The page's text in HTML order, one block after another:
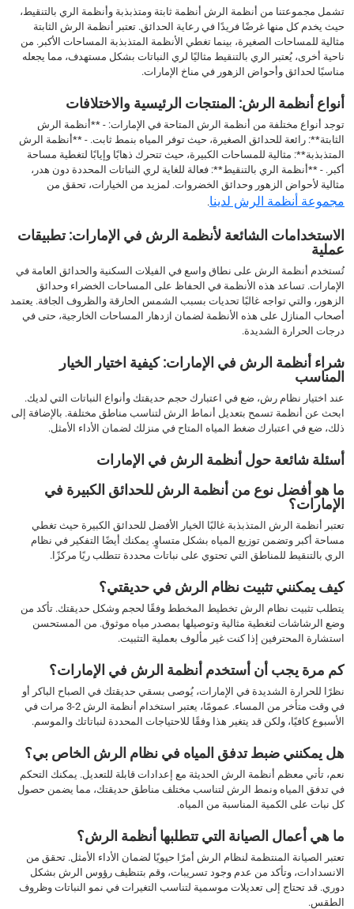
تشمل مجموعتنا من أنظمة الرش أنظمة ثابتة ومتذبذبة وأنظمة الري بالتنقيط،
حيث يخدم كل منها غرضًا فريدًا في رعاية الحدائق. تعتبر أنظمة الرش الثابتة
مثالية للمساحات الصغيرة، بينما تغطي الأنظمة المتذبذبة المساحات الأكبر. من
ناحية أخرى، يُعتبر الري بالتنقيط مثاليًا لري النباتات بشكل مستهدف، مما يجعله
مناسبًا لحدائق وأحواض الزهور في مناخ الإمارات.
أنواع أنظمة الرش: المنتجات الرئيسية والاختلافات
توجد أنواع مختلفة من أنظمة الرش المتاحة في الإمارات: - **أنظمة الرش
الثابتة**: رائعة للحدائق الصغيرة، حيث توفر المياه بنمط ثابت. - **أنظمة الرش
المتذبذبة**: مثالية للمساحات الكبيرة، حيث تتحرك ذهابًا وإيابًا لتغطية مساحة
أكبر. - **أنظمة الري بالتنقيط**: فعالة للغاية لري النباتات المحددة دون هدر،
مثالية لأحواض الزهور وحدائق الخضروات. لمزيد من الخيارات، تحقق من
مجموعة أنظمة الرش لدينا.
الاستخدامات الشائعة لأنظمة الرش في الإمارات: تطبيقات
عملية
تُستخدم أنظمة الرش على نطاق واسع في الفيلات السكنية والحدائق العامة في
الإمارات. تساعد هذه الأنظمة في الحفاظ على المساحات الخضراء وحدائق
الزهور، والتي تواجه غالبًا تحديات بسبب الشمس الحارقة والظروف الجافة. يعتمد
أصحاب المنازل على هذه الأنظمة لضمان ازدهار المساحات الخارجية، حتى في
درجات الحرارة الشديدة.
شراء أنظمة الرش في الإمارات: كيفية اختيار الخيار
المناسب
عند اختيار نظام رش، ضع في اعتبارك حجم حديقتك وأنواع النباتات التي لديك.
ابحث عن أنظمة تسمح بتعديل أنماط الرش لتناسب مناطق مختلفة. بالإضافة إلى
ذلك، ضع في اعتبارك ضغط المياه المتاح في منزلك لضمان الأداء الأمثل.
أسئلة شائعة حول أنظمة الرش في الإمارات
ما هو أفضل نوع من أنظمة الرش للحدائق الكبيرة في
الإمارات؟
تعتبر أنظمة الرش المتذبذبة غالبًا الخيار الأفضل للحدائق الكبيرة حيث تغطي
مساحة أكبر وتضمن توزيع المياه بشكل متساوٍ. يمكنك أيضًا التفكير في نظام
الري بالتنقيط للمناطق التي تحتوي على نباتات محددة تتطلب ريًا مركزًا.
كيف يمكنني تثبيت نظام الرش في حديقتي؟
يتطلب تثبيت نظام الرش تخطيط المخطط وفقًا لحجم وشكل حديقتك. تأكد من
وضع الرشاشات لتغطية مثالية وتوصيلها بمصدر مياه موثوق. من المستحسن
استشارة المحترفين إذا كنت غير مألوف بعملية التثبيت.
كم مرة يجب أن أستخدم أنظمة الرش في الإمارات؟
نظرًا للحرارة الشديدة في الإمارات، يُوصى بسقي حديقتك في الصباح الباكر أو
في وقت متأخر من المساء. عمومًا، يعتبر استخدام أنظمة الرش 2-3 مرات في
الأسبوع كافيًا، ولكن قد يتغير هذا وفقًا للاحتياجات المحددة لنباتاتك والموسم.
هل يمكنني ضبط تدفق المياه في نظام الرش الخاص بي؟
نعم، تأتي معظم أنظمة الرش الحديثة مع إعدادات قابلة للتعديل. يمكنك التحكم
في تدفق المياه ونمط الرش لتناسب مختلف مناطق حديقتك، مما يضمن حصول
كل نبات على الكمية المناسبة من المياه.
ما هي أعمال الصيانة التي تتطلبها أنظمة الرش؟
تعتبر الصيانة المنتظمة لنظام الرش أمرًا حيويًا لضمان الأداء الأمثل. تحقق من
الانسدادات، وتأكد من عدم وجود تسريبات، وقم بتنظيف رؤوس الرش بشكل
دوري. قد تحتاج إلى تعديلات موسمية لتناسب التغيرات في نمو النباتات وظروف
الطقس.